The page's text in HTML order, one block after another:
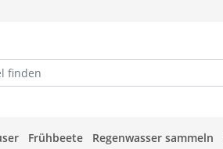
Frühbeete Regenwasser sammeln